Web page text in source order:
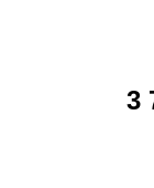
3